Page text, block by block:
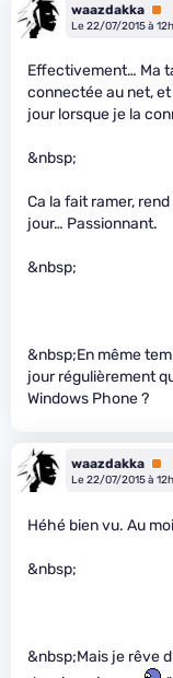
waazdakka
Le 22/07/2015 à
Effectivement… Ma
connectée au net,
jour lorsque je la
&nbsp;
Ca la fait ramer,
jour… Passionnant.
&nbsp;
&nbsp;En même
jour régulièrement
Windows Phone ?
waazdakka
Le 22/07/2015 à
Héhé bien vu. Au
&nbsp;
&nbsp;Mais je rêve